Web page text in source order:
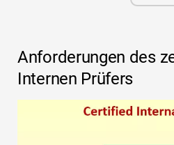
Anforderungen des
Internen Prüfers